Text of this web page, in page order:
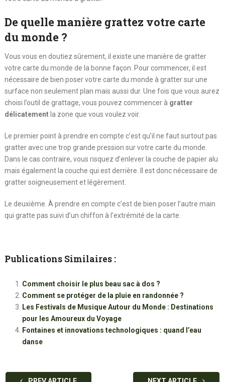
De quelle manière grattez votre carte
du monde ?
Vous vous en doutiez sûrement, il existe une manière de gratter
votre carte du monde de la bonne façon. Pour commencer, il est
nécessaire de bien poser votre carte du monde à gratter sur une
surface non seulement plan mais aussi dur. Une fois que vous aurez
choisi l’outil de grattage, vous pouvez commencer à gratter
délicatementla zone que vous voulez voir.
Le premier point à prendre en compte c’est qu’il ne faut surtout pas
gratter avec une trop grande pression sur votre carte du monde.
Dans le cas contraire, vous risquez d’enlever la couche de papier alu
mais également la couche qui est derrière. Il est donc nécessaire de
gratter soigneusement et légèrement.
Le deuxième. À prendre en compte c’est de bien poser l’autre main
qui gratte pas suivi d’un chiffon à l’extrémité de la carte.
Publications Similaires :
Comment choisir le plus beau sac à dos ?
Comment se protéger de la pluie en randonnée ?
Les Festivals de Musique Autour du Monde : Destinations
pour les Amoureux du Voyage
Fontaines et innovations technologiques : quand l’eau
danse